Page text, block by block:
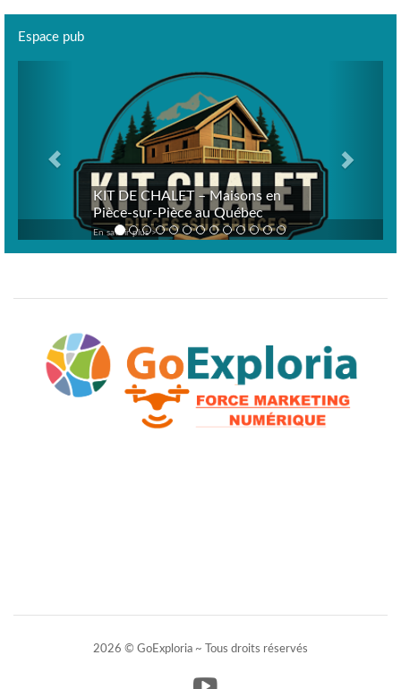
Espace pub
KIT DE CHALET – Maisons en
Pièce-sur-Pièce au Québec
En savoir plus >
2026 © GoExploria ~ Tous droits réservés